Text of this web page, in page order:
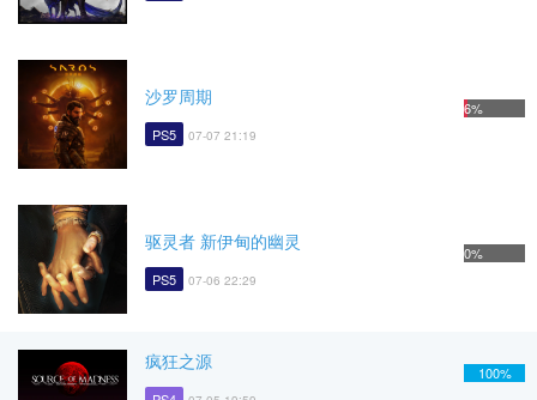
沙罗周期
PS5 07-07 21:19
6%
驱灵者 新伊甸的幽灵
PS5 07-06 22:29
0%
疯狂之源 100%